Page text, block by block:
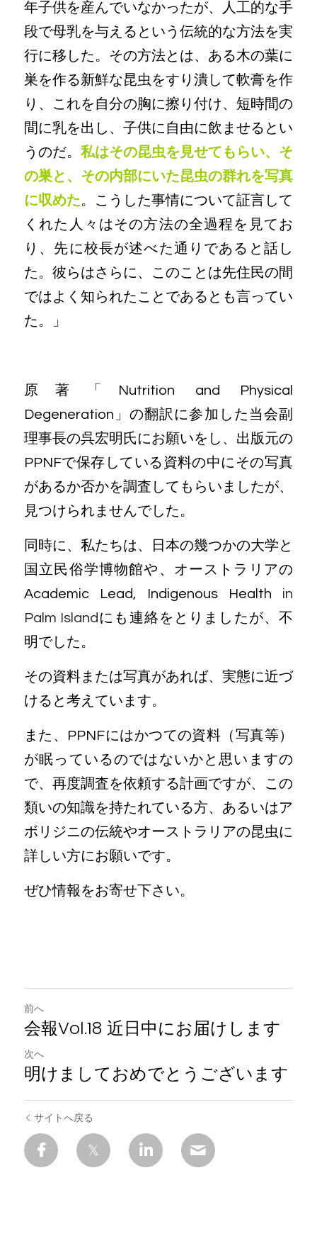
年子供を産んでいなかったが、人工的な手
段で母乳を与えるという伝統的な方法を実
行に移した。その方法とは、ある木の葉に
巣を作る新鮮な昆虫をすり潰して軟膏を作
り、これを自分の胸に擦り付け、短時間の
間に乳を出し、子供に自由に飲ませるとい
うのだ。 私はその昆虫を見せてもらい、そ
の巣と、その内部にいた昆虫の群れを写真
に収めた。こうした事情について証言して
くれた人々はその方法の全過程を見てお
り、先に校長が述べた通りであると話し
た。彼らはさらに、このことは先住民の間
ではよく知られたことであるとも言ってい
た。」
原著「Nutrition and Physical
Degeneration」の翻訳に参加した当会副
理事長の呉宏明氏にお願いをし、出版元の
PPNFで保存している資料の中にその写真
があるか否かを調査してもらいましたが、
見つけられませんでした。
同時に、私たちは、日本の幾つかの大学と
国立民俗学博物館や、オーストラリアの
Academic Lead, Indigenous Health
Palm Island にも連絡をとりましたが、不
明でした。
その資料または写真があれば、実態に近づ
けると考えています。
また、PPNFにはかつての資料（写真等）
が眠っているのではないかと思いますの
で、再度調査を依頼する計画ですが、この
類いの知識を持たれている方、あるいはア
ボリジニの伝統やオーストラリアの昆虫に
詳しい方にお願いです。
ぜひ情報をお寄せ下さい。
前へ
会報Vol.18 近日中にお届けします
次へ
明けましておめでとうございます
サイトへ戻る